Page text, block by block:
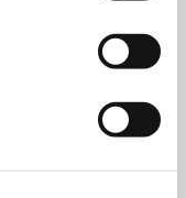
ALLE ANZEIGEN